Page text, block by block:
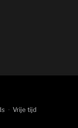
Vrije tijd